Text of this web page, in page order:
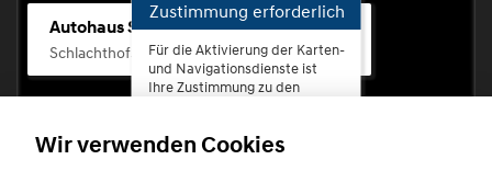
Autohaus Scherhag
Schlachthofstr. 68, 56073 Koblenz-Rauental
Zustimmung erforderlich
Für die Aktivierung der Karten-
und Navigationsdienste ist
Ihre Zustimmung zu den
erforderlich.
Wir verwenden Cookies